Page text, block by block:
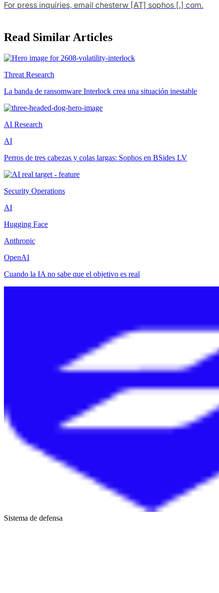
For press inquiries, email chesterw [AT] sophos [.] com.
Read Similar Articles
Threat Research
La banda de ransomware Interlock crea una situación inestable
AI Research
AI
Perros de tres cabezas y colas largas: Sophos en BSides LV
Security Operations
AI
Hugging Face
Anthropic
OpenAI
Cuando la IA no sabe que el objetivo es real
Sistema de defensa